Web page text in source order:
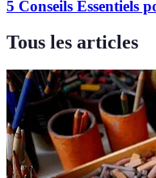
5 Conseils Essentiels
Tous les articles